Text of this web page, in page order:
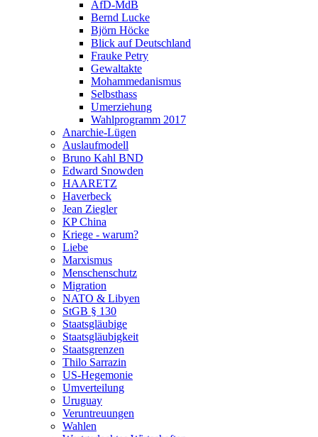
AfD-MdB
Bernd Lucke
Björn Höcke
Blick auf Deutschland
Frauke Petry
Gewaltakte
Mohammedanismus
Selbsthass
Umerziehung
Wahlprogramm 2017
Anarchie-Lügen
Auslaufmodell
Bruno Kahl BND
Edward Snowden
HAARETZ
Haverbeck
Jean Ziegler
KP China
Kriege - warum?
Liebe
Marxismus
Menschenschutz
Migration
NATO & Libyen
StGB § 130
Staatsgläubige
Staatsgläubigkeit
Staatsgrenzen
Thilo Sarrazin
US-Hegemonie
Umverteilung
Uruguay
Veruntreuungen
Wahlen